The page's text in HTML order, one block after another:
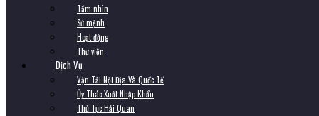
Tầm nhìn
Sứ mệnh
Hoạt động
Thư viện
Dịch Vụ
Vận Tải Nội Địa Và Quốc Tế
Ủy Thác Xuất Nhập Khẩu
Thủ Tục Hải Quan